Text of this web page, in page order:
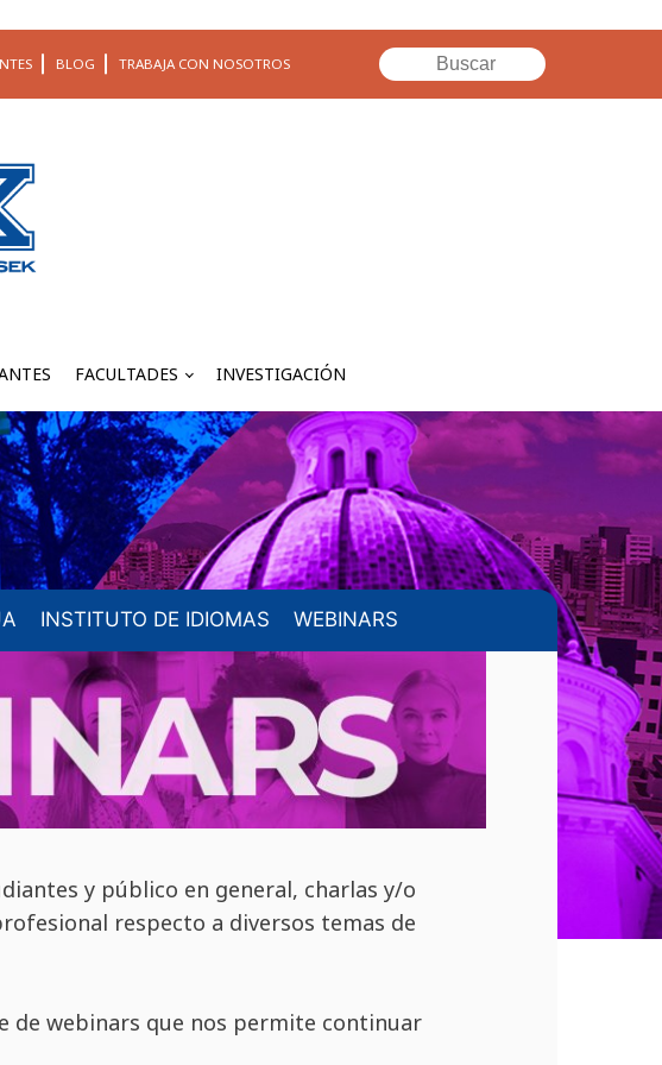
BLOG TRABAJA CON NOSOTROS
FACULTADES INVESTIGACIÓN
INSTITUTO DE IDIOMAS WEBINARS
y público en general, charlas y/o
respecto a diversos temas de
de webinars que nos permite continuar